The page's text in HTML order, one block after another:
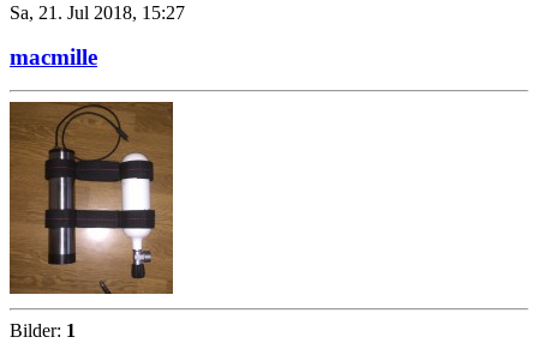
Sa, 21. Jul 2018, 15:27
macmille
Bilder: 1